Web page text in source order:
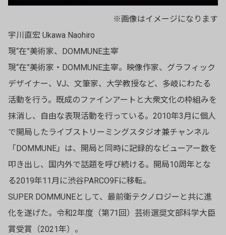
※画像はイメージになります
宇川直宏 Ukawa Naohiro
現“在”美術家、DOMMUNE主宰
現“在”美術家・DOMMUNE主宰。映像作家、グラフィック
デザイナー、VJ、文筆家、大学教授など、多岐にわたる
活動を行う。既成のファインアートと大衆文化の枠組みを
抹消し、自由な表現活動を行っている。2010年3月に個人
で開局したライブストリーミングスタジオ兼チャンネル
「DOMMUNE」は、開局と同時に記録的なビューアー数を
叩き出し、国内外で話題を呼び続ける。開局10周年とな
る2019年11月に渋谷PARCO9Fに移転。
SUPER DOMMUNEとして、最前衛テクノロジーと共に進
化を遂げた。令和2年度（第71回）芸術選奨文部科学大臣
賞受賞（2021年）。